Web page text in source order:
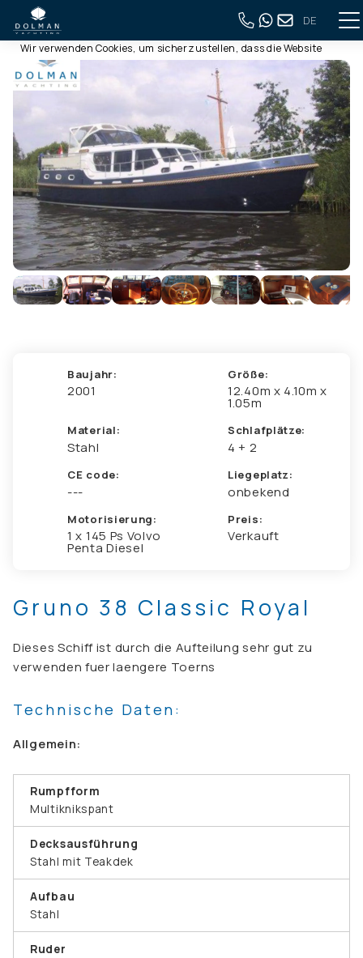
DE
Zurück zur vollständigen Übersicht
Baujahr:
2001
Größe:
12.40m x 4.10m x
1.05m
Material:
Stahl
Schlafplätze:
4 + 2
CE code:
---
Liegeplatz:
onbekend
Motorisierung:
1 x 145 Ps Volvo
Penta Diesel
Preis:
Verkauft
Gruno 38 Classic Royal
Dieses Schiff ist durch die Aufteilung sehr gut zu
verwenden fuer laengere Toerns
Technische Daten:
Allgemein:
Rumpfform
Multiknikspant
Decksausführung
Stahl mit Teakdek
Aufbau
Stahl
Ruder
Diese Webseite verwendet Cookies
Wir verwenden Cookies, um sicherzustellen, dass die Website
ordnungsgemäß funktioniert. Lesen Sie mehr über unsere
Verwendung von Cookies in unserer
Datenschutzerklärung.
Indem Sie auf Zulassen klicken, stimmen Sie dem zu.
Alle zulassen
Anpassen